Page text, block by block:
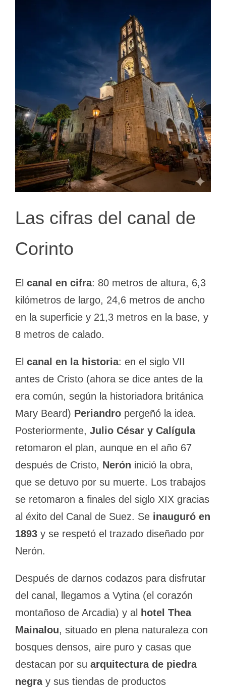
Las cifras del canal de
Corinto
El canal en cifra: 80 metros de altura, 6,3
kilómetros de largo, 24,6 metros de ancho
en la superficie y 21,3 metros en la base, y
8 metros de calado.
El canal en la historia: en el siglo VII
antes de Cristo (ahora se dice antes de la
era común, según la historiadora británica
Mary Beard) Periandro pergeñó la idea.
Posteriormente, Julio César y Calígula
retomaron el plan, aunque en el año 67
después de Cristo, Nerón inició la obra,
que se detuvo por su muerte. Los trabajos
se retomaron a finales del siglo XIX gracias
al éxito del Canal de Suez. Se inauguró en
1893 y se respetó el trazado diseñado por
Nerón.
Después de darnos codazos para disfrutar
del canal, llegamos a Vytina (el corazón
montañoso de Arcadia) y al
hotel Thea
Mainalou, situado en plena naturaleza con
bosques densos, aire puro y casas que
destacan por su arquitectura de piedra
negray sus tiendas de productos